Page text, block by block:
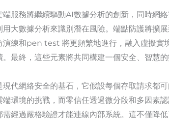
端服務將繼續驅動AI數據分析的創新，同時網
用大數據分析來識別潛在風險。端點防護將擴
演練和pen test 將更頻繁地進行，融入虛擬實
最終，這些元素將共同構建一個安全、智慧
現代網絡安全的基石，它假設每個存取請求都
端環境的挑戰，而零信任透過微分段和多因素
需經過嚴格驗證才能連線內部系統。這不僅降